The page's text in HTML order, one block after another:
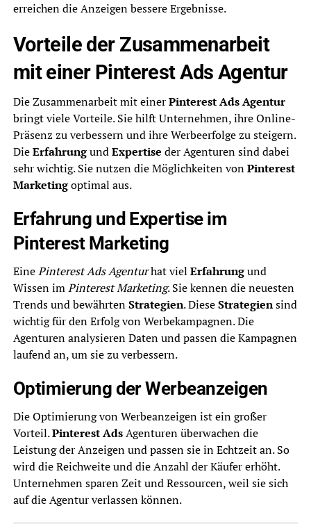
erreichen die Anzeigen bessere Ergebnisse.
Vorteile der Zusammenarbeit
mit einer Pinterest Ads Agentur
Die Zusammenarbeit mit einerPinterest Ads Agentur
bringt viele Vorteile. Sie hilft Unternehmen, ihre Online-
Präsenz zu verbessern und ihre Werbeerfolge zu steigern.
DieErfahrungundExpertise der Agenturen sind dabei
sehr wichtig. Sie nutzen die Möglichkeiten vonPinterest
Marketingoptimal aus.
Erfahrung und Expertise im
Pinterest Marketing
EinePinterest Ads Agenturhat viel Erfahrungund
Wissen imPinterest Marketing. Sie kennen die neuesten
Trends und bewährtenStrategien. DieseStrategiensind
wichtig für den Erfolg von Werbekampagnen. Die
Agenturen analysieren Daten und passen die Kampagnen
laufend an, um sie zu verbessern.
Optimierung der Werbeanzeigen
Die Optimierung von Werbeanzeigen ist ein großer
Vorteil.Pinterest AdsAgenturen überwachen die
Leistung der Anzeigen und passen sie in Echtzeit an. So
wird die Reichweite und die Anzahl der Käufer erhöht.
Unternehmen sparen Zeit und Ressourcen, weil sie sich
auf die Agentur verlassen können.